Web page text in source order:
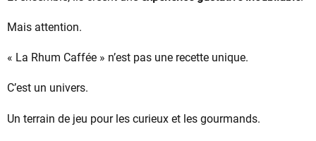
Mais attention.
« La Rhum Caffée » n’est pas une recette unique.
C’est un univers.
Un terrain de jeu pour les curieux et les gourmands.